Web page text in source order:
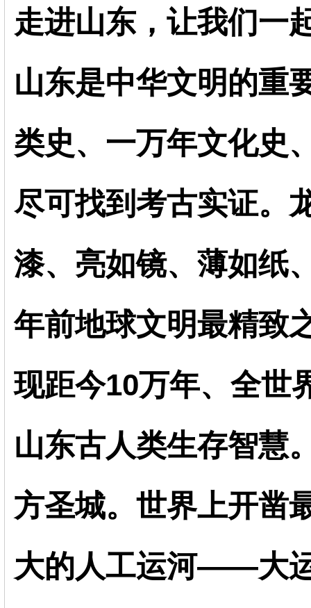
走进山东，让我们一
山东是中华文明的重
类史、一万年文化史
尽可找到考古实证。
漆、亮如镜、薄如纸
年前地球文明最精致
现距今10万年、全世
山东古人类生存智慧
方圣城。世界上开凿
大的人工运河——大